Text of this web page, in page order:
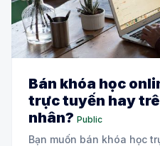
Bán khóa học
trực tuyến hay
nhân? Public
Bạn muốn bán khóa học